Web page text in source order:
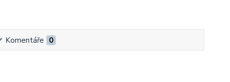
Komentáře 0